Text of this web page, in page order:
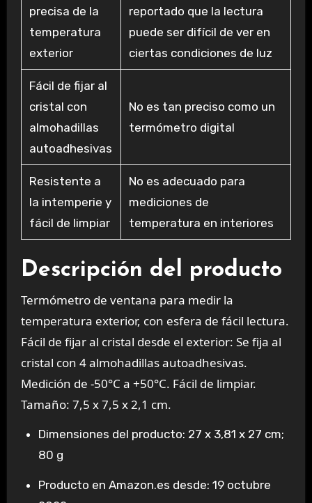
precisa de la
temperatura
exterior
reportado que la lectura
puede ser difícil de ver en
ciertas condiciones de luz
Fácil de fijar al
cristal con
almohadillas
autoadhesivas
No es tan preciso como un
termómetro digital
Resistente a
la intemperie y
fácil de limpiar
No es adecuado para
mediciones de
temperatura en interiores
Descripción del producto
Termómetro de ventana para medir la
temperatura exterior, con esfera de fácil lectura.
Fácil de fijar al cristal desde el exterior: Se fija al
cristal con 4 almohadillas autoadhesivas.
Medición de -50°C a +50°C. Fácil de limpiar.
Tamaño: 7,5 x 7,5 x 2,1 cm.
Dimensiones del producto: 27 x 3,81 x 27 cm;
80 g
Producto en Amazon.es desde: 19 octubre